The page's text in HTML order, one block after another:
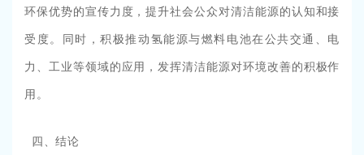
环保优势的宣传力度，提升社会公众对清洁能源的认知和接
受度。同时，积极推动氢能源与燃料电池在公共交通、电
力、工业等领域的应用，发挥清洁能源对环境改善的积极作
用。
四、结论